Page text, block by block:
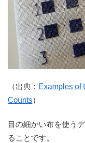
（出典： Examples of
Counts）
目の細かい布を使う
ることです。